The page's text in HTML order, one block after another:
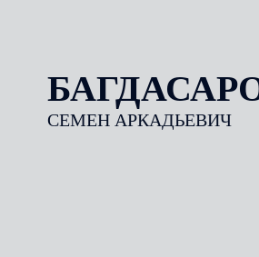
СЕМЕН АРКАДЬЕВИЧ